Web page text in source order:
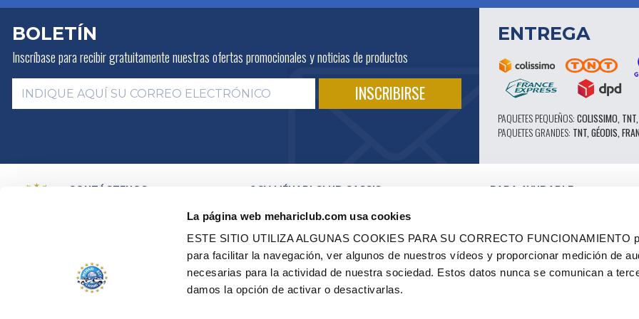
La página web mehariclub.com usa cookies
ESTE SITIO UTILIZA ALGUNAS COOKIES PARA SU CORRECTO FUNCIONAMIENTO
para facilitar la navegación, ver algunos de nuestros vídeos y proporcionar medición de
necesarias para la actividad de nuestra sociedad. Estos datos nunca se comunican a
damos la opción de activar o desactivarlas.
BOLETÍN
Inscríbase para recibir gratuitamentenuestras ofertas promocionales y noticias de productos
ENTREGA
PAQUETES PEQUEÑOS: COLISSIMO,
PAQUETES GRANDES: TNT, GÉODIS,
CONTÁCTENOS
+ 33 (0)4 42
12h00 / 14h00 – 17h00
Miércoles, viernes:
09h00 –
12h00
2CV MÉHARI CLUB CASSIS
ACTIVIDADES
PRESENTACIÓN EN VÍDEO
RED DE TALLERES AUTORIZADOS
CERTIFICACIONES Y ETIQUETAS
RESTAURACIÓN - RENOVACIÓN
PARA AYUDARLE
CATÁLOGO
PIEZAS 602 - ALTO RENDIMIENTO
NEUMÁTICOS MICHELIN CLÁSICOS